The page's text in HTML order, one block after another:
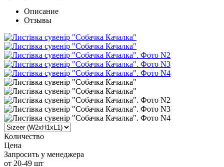
Описание
Отзывы
Количество
Цена
Запросить у менеджера
от 20-49 шт